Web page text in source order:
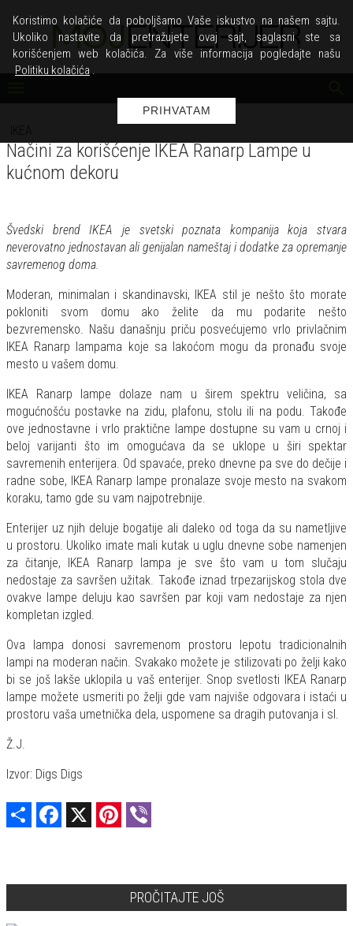
Načini za korišćenje IKEA Ranarp Lampe u
kućnom dekoru
Švedski brend IKEA je svetski poznata kompanija koja stvara
neverovatno jednostavan ali genijalan nameštaj i dodatke za opremanje
savremenog doma.
Moderan, minimalan i skandinavski, IKEA stil je nešto što morate
pokloniti svom domu ako želite da mu podarite nešto
bezvremensko. Našu današnju priču posvećujemo vrlo privlačnim
IKEA Ranarp lampama koje sa lakoćom mogu da pronađu svoje
mesto u vašem domu.
IKEA Ranarp lampe dolaze nam u širem spektru veličina, sa
mogućnošću postavke na zidu, plafonu, stolu ili na podu. Takođe
ove jednostavne i vrlo praktične lampe dostupne su vam u crnoj i
beloj varijanti što im omogućava da se uklope u širi spektar
savremenih enterijera. Od spavaće, preko dnevne pa sve do dečije i
radne sobe, IKEA Ranarp lampe pronalaze svoje mesto na svakom
koraku, tamo gde su vam najpotrebnije.
Enterijer uz njih deluje bogatije ali daleko od toga da su nametljive
u prostoru. Ukoliko imate mali kutak u uglu dnevne sobe namenjen
za čitanje, IKEA Ranarp lampa je sve što vam u tom slučaju
nedostaje za savršen užitak. Takođe iznad trpezarijskog stola dve
ovakve lampe deluju kao savršen par koji vam nedostaje za njen
kompletan izgled.
Ova lampa donosi savremenom prostoru lepotu tradicionalnih
lampi na moderan način. Svakako možete je stilizovati po želji kako
bi se još lakše uklopila u vaš enterijer. Snop svetlosti IKEA Ranarp
lampe možete usmeriti po želji gde vam najviše odgovara i istaći u
prostoru vaša umetnička dela, uspomene sa dragih putovanja i sl.
Ž.J.
Izvor: Digs Digs
Share Facebook Pinterest
PROČITAJTE JOŠ
Koristimo kolačiće da poboljšamo Vaše iskustvo na našem sajtu.
Ukoliko nastavite da pretražujete ovaj sajt, saglasni ste sa
korišćenjem web kolačića. Za više informacija pogledajte našu
Politiku kolačića .
PRIHVATAM